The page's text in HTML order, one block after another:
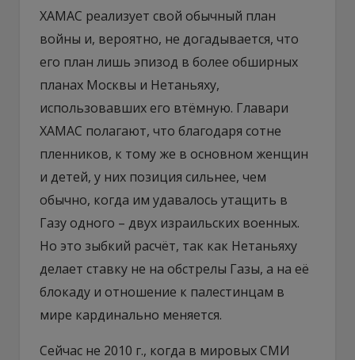
ХАМАС реализует свой обычный план
войны и, вероятно, не догадывается, что
его план лишь эпизод в более обширных
планах Москвы и Нетаньяху,
использовавших его втёмную. Главари
ХАМАС полагают, что благодаря сотне
пленников, к тому же в основном женщин
и детей, у них позиция сильнее, чем
обычно, когда им удавалось утащить в
Газу одного – двух израильских военных.
Но это зыбкий расчёт, так как Нетаньяху
делает ставку не на обстрелы Газы, а на её
блокаду и отношение к палестинцам в
мире кардинально меняется.
Сейчас не 2010 г., когда в мировых СМИ